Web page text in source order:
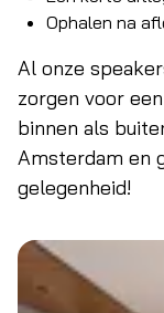
Ophalen na
Al onze
zorgen voor
binnen als
Amsterdam en
gelegenheid!